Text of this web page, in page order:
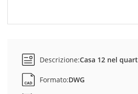
Descrizione:Casa 12 nel
Formato:DWG